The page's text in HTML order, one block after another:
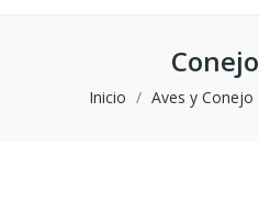
Conejo
Inicio Aves y Conejo